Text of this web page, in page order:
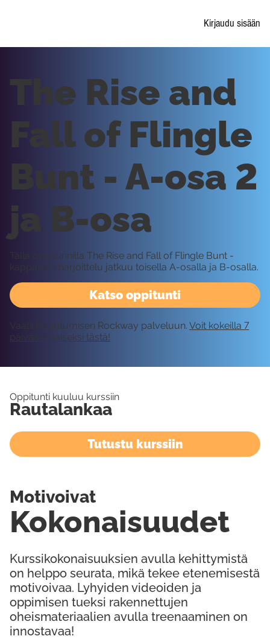
Kirjaudu sisään
Katso oppitunti
The Rise and
Fall of Flingle
Bunt - A-osa 2
ja B-osa
Tällä oppitunnilla The Rise and Fall of Flingle Bunt -
kappaleen harjoittelu jatkuu toisella A-osalla ja B-osalla.
Vaatii kirjautumisen Rockway palveluun. Voit kokeilla 7
päivää ilmaiseksi tästä!
Oppitunti kuuluu kurssiin
Rautalankaa
Tutustu kurssiin
Kurssikokonaisuuksien avulla kehittymistä
on helppo seurata, mikä tekee etenemisestä
motivoivaa. Lyhyiden videoiden ja
oppimisen tueksi rakennettujen
oheismateriaalien avulla treenaaminen on
innostavaa!
Kokonaisuudet
Motivoivat